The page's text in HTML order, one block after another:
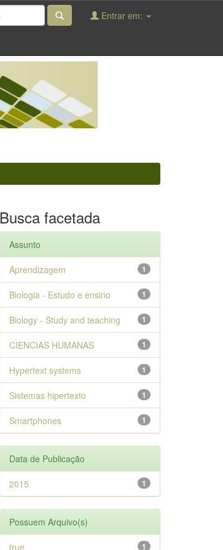
Entrar em:
Busca facetada
Assunto
1
Aprendizagem
1
Biologia - Estudo e ensino
1
Biology - Study and teaching
1
CIENCIAS HUMANAS
1
Hypertext systems
1
Sistemas hipertexto
1
Smartphones
Data de Publicação
1
2015
Possuem Arquivo(s)
1
true